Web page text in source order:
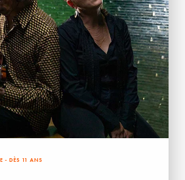
- DÈS 11 ANS